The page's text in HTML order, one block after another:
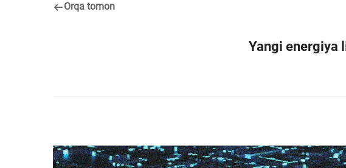
Orqa tomon
Yangi energiya